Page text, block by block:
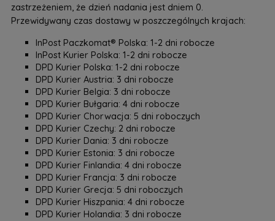
zastrzeżeniem, że dzień nadania jest dniem 0.
Przewidywany czas dostawy w poszczególnych krajach:
InPost Paczkomat® Polska: 1-2 dni robocze
InPost Kurier Polska: 1-2 dni robocze
DPD Kurier Polska: 1-2 dni robocze
DPD Kurier Austria: 3 dni robocze
DPD Kurier Belgia: 3 dni robocze
DPD Kurier Bułgaria: 4 dni robocze
DPD Kurier Chorwacja: 5 dni roboczych
DPD Kurier Czechy: 2 dni robocze
DPD Kurier Dania: 3 dni robocze
DPD Kurier Estonia: 3 dni robocze
DPD Kurier Finlandia: 4 dni robocze
DPD Kurier Francja: 3 dni robocze
DPD Kurier Grecja: 5 dni roboczych
DPD Kurier Hiszpania: 4 dni robocze
DPD Kurier Holandia: 3 dni robocze